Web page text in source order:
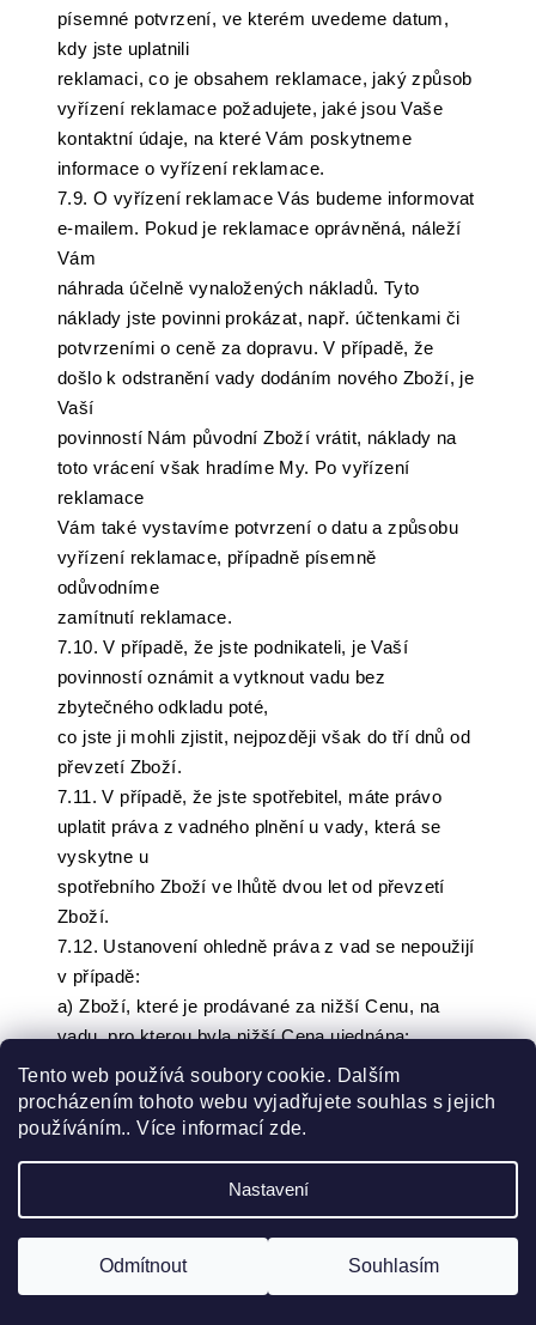
Tento web používá soubory cookie. Dalším
procházením tohoto webu vyjadřujete souhlas s jejich
používáním.. Více informacízde.
Nastavení
Odmítnout Souhlasím
písemné potvrzení, ve kterém uvedeme datum,
kdy jste uplatnili
reklamaci, co je obsahem reklamace, jaký způsob
vyřízení reklamace požadujete, jaké jsou Vaše
kontaktní údaje, na které Vám poskytneme
informace o vyřízení reklamace.
7.9. O vyřízení reklamace Vás budeme informovat
e-mailem. Pokud je reklamace oprávněná, náleží
Vám
náhrada účelně vynaložených nákladů. Tyto
náklady jste povinni prokázat, např. účtenkami či
potvrzeními o ceně za dopravu. V případě, že
došlo k odstranění vady dodáním nového Zboží, je
Vaší
povinností Nám původní Zboží vrátit, náklady na
toto vrácení však hradíme My. Po vyřízení
reklamace
Vám také vystavíme potvrzení o datu a způsobu
vyřízení reklamace, případně písemně
odůvodníme
zamítnutí reklamace.
7.10. V případě, že jste podnikateli, je Vaší
povinností oznámit a vytknout vadu bez
zbytečného odkladu poté,
co jste ji mohli zjistit, nejpozději však do tří dnů od
převzetí Zboží.
7.11. V případě, že jste spotřebitel, máte právo
uplatit práva z vadného plnění u vady, která se
vyskytne u
spotřebního Zboží ve lhůtě dvou let od převzetí
Zboží.
7.12. Ustanovení ohledně práva z vad se nepoužijí
v případě:
a) Zboží, které je prodávané za nižší Cenu, na
vadu, pro kterou byla nižší Cena ujednána;
b) opotřebení Zboží způsobeného jeho obvyklým
užíváním;
c) použitého Zboží na vadu odpovídající míře
jste jej převzali;
d) kdy to vyplývá z povahy Zboží.